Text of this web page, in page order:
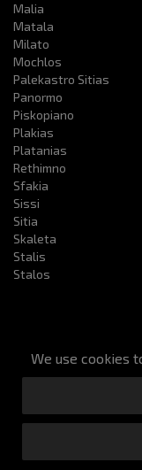
We use cookies
Malia
Matala
Milato
Mochlos
Palekastro Sitias
Panormo
Piskopiano
Plakias
Platanias
Rethimno
Sfakia
Sissi
Sitia
Skaleta
Stalis
Stalos
Taxibuchung
All Rights Reserved